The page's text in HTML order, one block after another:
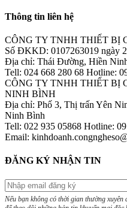
Thông tin liên hệ
CÔNG TY TNHH THIẾT BỊ
Số ĐKKD: 0107263019 ngày
Địa chỉ: Thái Đường, Hiền
Tell: 024 668 280 68 Hotline:
CÔNG TY TNHH THIẾT BỊ
NINH BÌNH
Địa chỉ: Phố 3, Thị trấn Yên
Ninh Bình
Tell: 022 935 05868 Hotline:
Email:
ĐĂNG KÝ NHẬN TIN
Nếu bạn không có thời gian thường